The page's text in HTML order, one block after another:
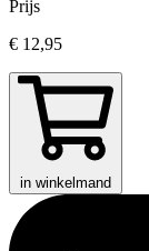
Prijs
€ 12,95
in winkelmand